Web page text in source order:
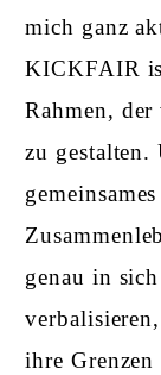
mich ganz
KICKFAIR
Rahmen,
zu
genau in
ihre